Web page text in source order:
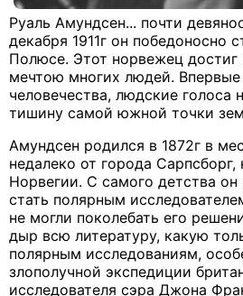
Руаль Амундсен... почти
декабря 1911г он победоносно
Полюсе. Этот норвежец достиг
мечтою многих людей.
человечества, людские голоса
тишину самой южной точки
Амундсен родился в 1872г в
недалеко от города
Норвегии. С самого детства он
стать полярным
не могли поколебать его
дыр всю литературу, какую
полярным исследованиям,
злополучной экспедиции
исследователя сэра Джона